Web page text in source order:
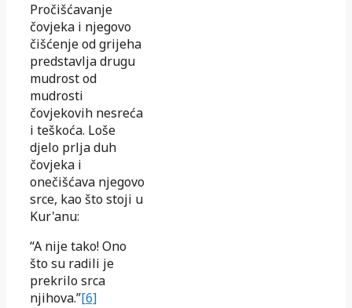
Pročišćavanje
čovjeka i njegovo
čišćenje od grijeha
predstavlja drugu
mudrost od
mudrosti
čovjekovih nesreća
i teškoća. Loše
djelo prlja duh
čovjeka i
onečišćava njegovo
srce, kao što stoji u
Kur'anu:
“A nije tako! Ono
što su radili je
prekrilo srca
njihova.”[6]